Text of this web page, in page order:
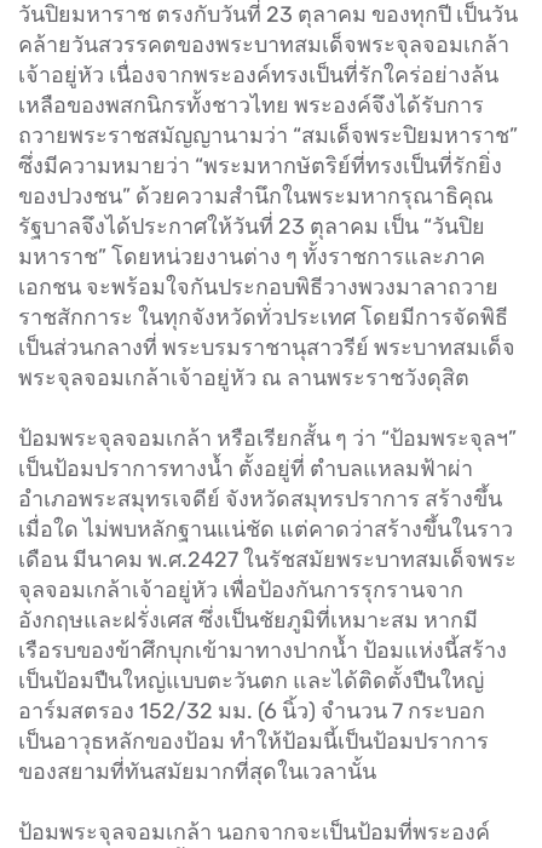
วันปิยมหาราช ตรงกับวันที่ 23 ตุลาคม ของทุกปี เป็นวัน
คล้ายวันสวรรคตของพระบาทสมเด็จพระจุลจอมเกล้า
เจ้าอยู่หัว เนื่องจากพระองค์ทรงเป็นที่รักใคร่อย่างล้น
เหลือของพสกนิกรทั้งชาวไทย พระองค์จึงได้รับการ
ถวายพระราชสมัญญานามว่า “สมเด็จพระปิยมหาราช”
ซึ่งมีความหมายว่า “พระมหากษัตริย์ที่ทรงเป็นที่รักยิ่ง
ของปวงชน” ด้วยความสำนึกในพระมหากรุณาธิคุณ
รัฐบาลจึงได้ประกาศให้วันที่ 23 ตุลาคม เป็น “วันปิย
มหาราช” โดยหน่วยงานต่าง ๆ ทั้งราชการและภาค
เอกชน จะพร้อมใจกันประกอบพิธีวางพวงมาลาถวาย
ราชสักการะ ในทุกจังหวัดทั่วประเทศ โดยมีการจัดพิธี
เป็นส่วนกลางที่ พระบรมราชานุสาวรีย์ พระบาทสมเด็จ
พระจุลจอมเกล้าเจ้าอยู่หัว ณ ลานพระราชวังดุสิต
ป้อมพระจุลจอมเกล้า หรือเรียกสั้น ๆ ว่า “ป้อมพระจุลฯ”
เป็นป้อมปราการทางน้ำ ตั้งอยู่ที่ ตำบลแหลมฟ้าผ่า
อำเภอพระสมุทรเจดีย์ จังหวัดสมุทรปราการ สร้างขึ้น
เมื่อใด ไม่พบหลักฐานแน่ชัด แต่คาดว่าสร้างขึ้นในราว
เดือน มีนาคม พ.ศ.2427 ในรัชสมัยพระบาทสมเด็จพระ
จุลจอมเกล้าเจ้าอยู่หัว เพื่อป้องกันการรุกรานจาก
อังกฤษและฝรั่งเศส ซึ่งเป็นชัยภูมิที่เหมาะสม หากมี
เรือรบของข้าศึกบุกเข้ามาทางปากน้ำ ป้อมแห่งนี้สร้าง
เป็นป้อมปืนใหญ่แบบตะวันตก และได้ติดตั้งปืนใหญ่
อาร์มสตรอง 152/32 มม. (6 นิ้ว) จำนวน 7 กระบอก
เป็นอาวุธหลักของป้อม ทำให้ป้อมนี้เป็นป้อมปราการ
ของสยามที่ทันสมัยมากที่สุดในเวลานั้น
ป้อมพระจุลจอมเกล้า นอกจากจะเป็นป้อมที่พระองค์